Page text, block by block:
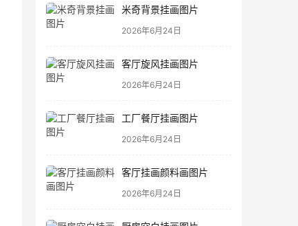
米奇背景挂画图片
2026年6月24日
客厅旋风挂画图片
2026年6月24日
工厂餐厅挂画图片
2026年6月24日
客厅挂画颜料画图片
2026年6月24日